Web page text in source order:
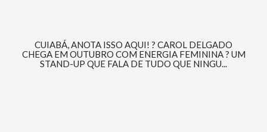
CUIABÁ, ANOTA ISSO AQUI! ? CAROL DELGADO
CHEGA EM OUTUBRO COM ENERGIA FEMININA ? UM
STAND-UP QUE FALA DE TUDO QUE NINGU...